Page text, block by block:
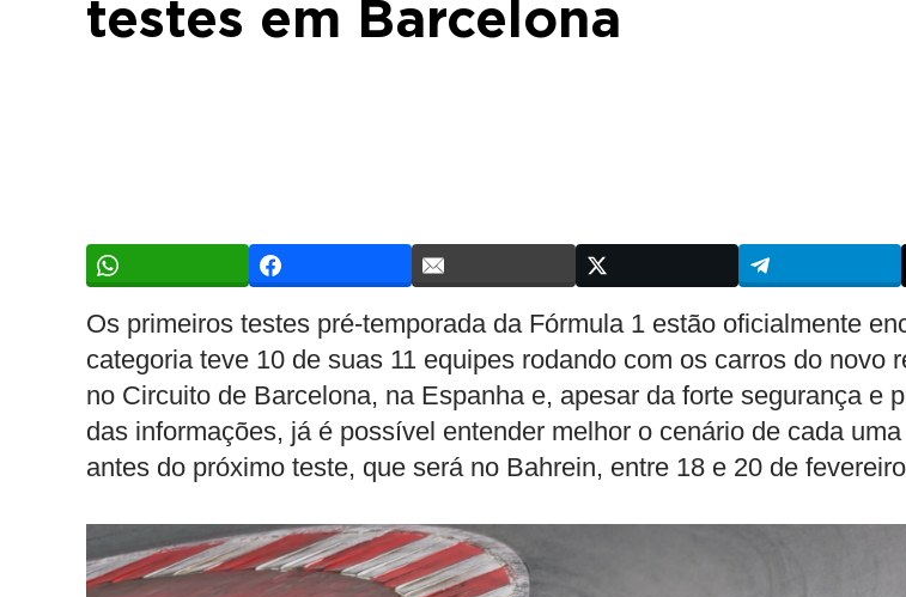
testes em Barcelona
Os primeiros testes pré-temporada da Fórmula 1 estão oficialmente
categoria teve 10 de suas 11 equipes rodando com os carros do novo
no Circuito de Barcelona, na Espanha e, apesar da forte segurança e
das informações, já é possível entender melhor o cenário de cada
antes do próximo teste, que será no Bahrein, entre 18 e 20 de